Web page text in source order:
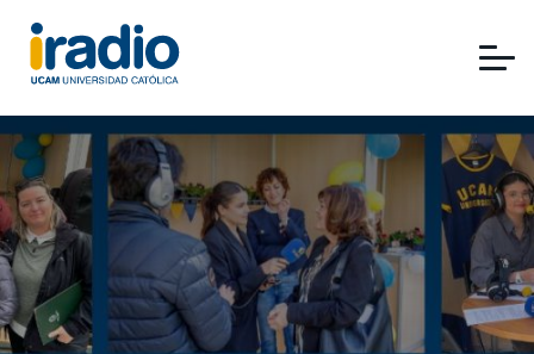
Pasar
contenido
principal